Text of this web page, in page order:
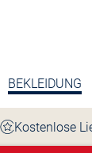
BEKLEIDUNG
Kostenlose